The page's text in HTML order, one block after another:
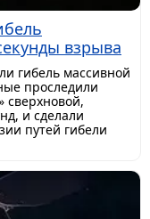
взрыва
гибель массивной
проследили
и сделали
путей гибели